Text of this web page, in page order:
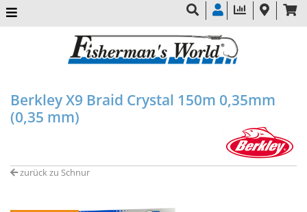
Berkley X9 Braid Crystal 150m 0,35mm
(0,35 mm)
zurück zu Schnur